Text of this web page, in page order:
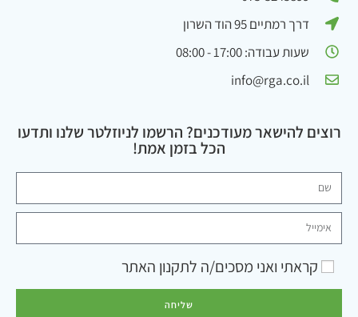
דרך רמתיים 95 הוד השרון
שעות עבודה: 17:00 - 08:00
info@rga.co.il
רוצים להישאר מעודכנים? הרשמו לניוזלטר שלנו ותדעו
הכל בזמן אמת!
קראתי ואני מסכים/ה לתקנון האתר
שליחה